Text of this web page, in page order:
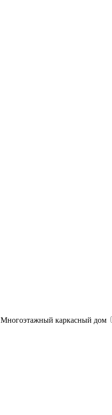
Многоэтажный каркасный дом